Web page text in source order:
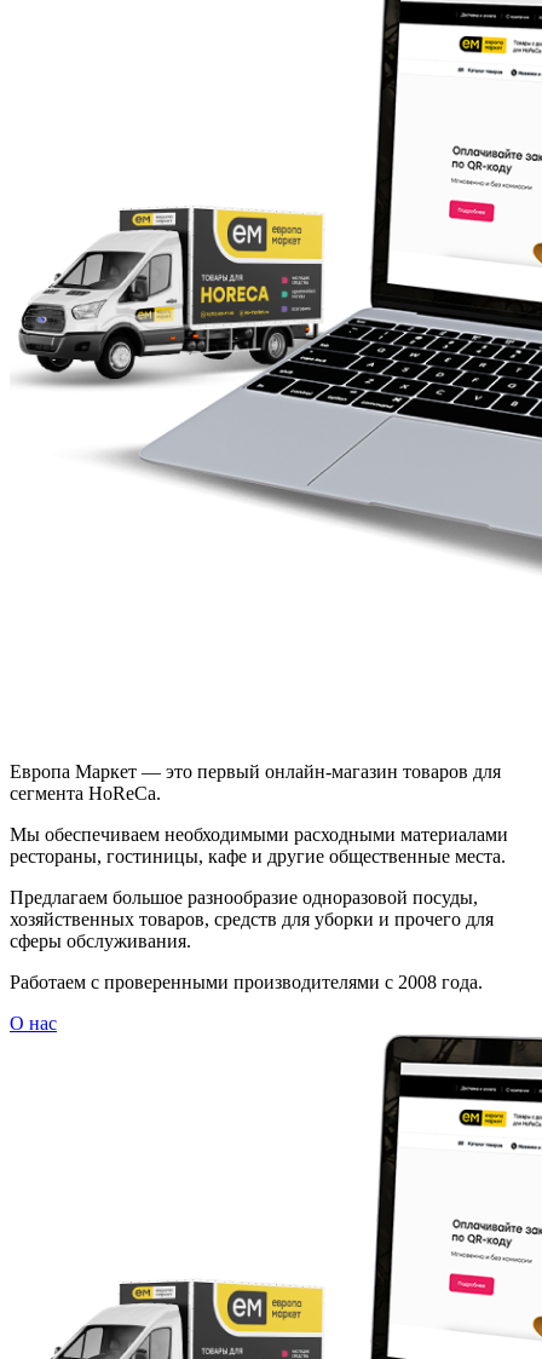
Европа Маркет — это первый онлайн-магазин товаров для
сегмента HoReCa.
Мы обеспечиваем необходимыми расходными материалами
рестораны, гостиницы, кафе и другие общественные места.
Предлагаем большое разнообразие одноразовой посуды,
хозяйственных товаров, средств для уборки и прочего для
сферы обслуживания.
Работаем с проверенными производителями с 2008 года.
О нас